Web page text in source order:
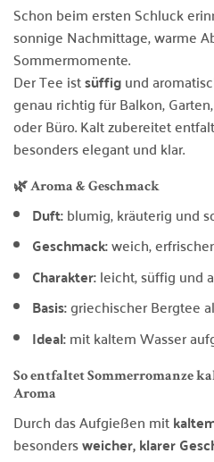
Schon beim ersten Schluck
sonnige Nachmittage, warme
Sommermomente.
Der Tee istsüffigund
genau richtig für Balkon,
oder Büro. Kalt zubereitet
besonders elegant und klar.
🌿 Aroma & Geschmack
Duft:blumig, kräuterig und
Geschmack:weich,
Charakter:leicht, süffig und
Basis:griechischer Bergtee
Ideal:mit kaltem Wasser
So entfaltet Sommerromanze
Aroma
Durch das Aufgießen mit
besondersweicher, klarer